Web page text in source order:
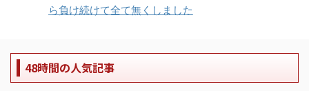
ら負け続けて全て無くしました
48時間の人気記事